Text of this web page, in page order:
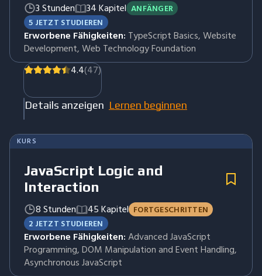
3 Stunden 34 Kapitel ANFÄNGER
5 JETZT STUDIEREN
Erworbene Fähigkeiten: TypeScript Basics, Website
Development, Web Technology Foundation
4.4(47)
Details anzeigen Lernen beginnen
KURS
JavaScript Logic and
Interaction
8 Stunden 45 Kapitel FORTGESCHRITTEN
2 JETZT STUDIEREN
Erworbene Fähigkeiten:Advanced JavaScript
Programming, DOM Manipulation and Event Handling,
Asynchronous JavaScript